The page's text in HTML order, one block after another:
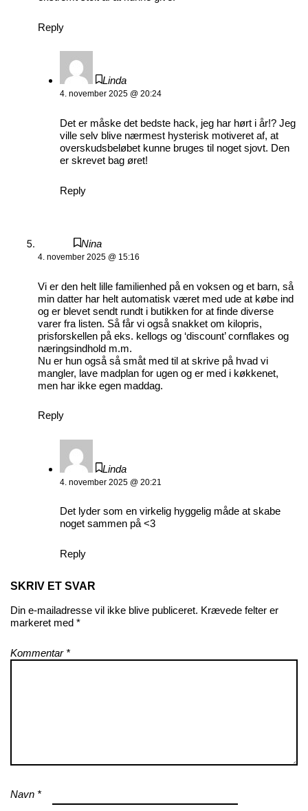
Reply
Linda
4. november 2025 @ 20:24
Det er måske det bedste hack, jeg har hørt i år!? Jeg
ville selv blive nærmest hysterisk motiveret af, at
overskudsbeløbet kunne bruges til noget sjovt. Den
er skrevet bag øret!
Reply
Nina
4. november 2025 @ 15:16
Vi er den helt lille familienhed på en voksen og et barn, så
min datter har helt automatisk været med ude at købe ind
og er blevet sendt rundt i butikken for at finde diverse
varer fra listen. Så får vi også snakket om kilopris,
prisforskellen på eks. kellogs og ‘discount’ cornflakes og
næringsindhold m.m.
Nu er hun også så småt med til at skrive på hvad vi
mangler, lave madplan for ugen og er med i køkkenet,
men har ikke egen maddag.
Reply
Linda
4. november 2025 @ 20:21
Det lyder som en virkelig hyggelig måde at skabe
noget sammen på <3
Reply
SKRIV ET SVAR
Din e-mailadresse vil ikke blive publiceret. Krævede felter er
markeret med *
Kommentar *
Navn *